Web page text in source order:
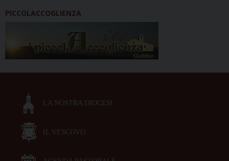
PICCOLACCOGLIENZA
LA NOSTRA DIOCESI
IL VESCOVO